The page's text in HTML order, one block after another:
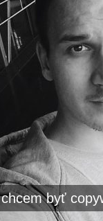
byť